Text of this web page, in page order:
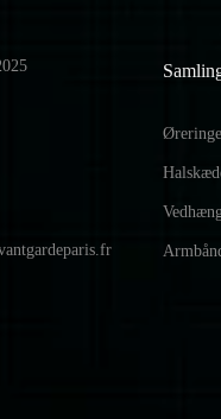
Øreringe